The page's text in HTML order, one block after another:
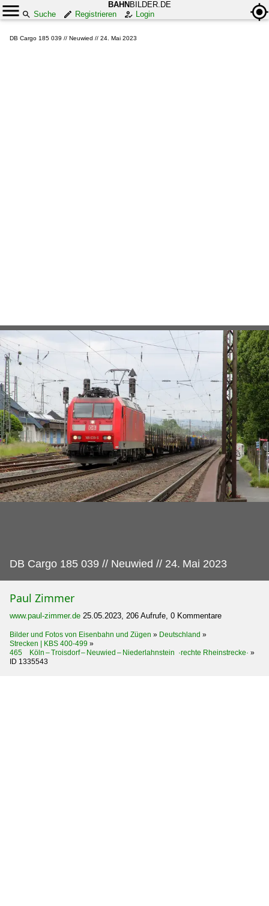
BAHN BILDER.DE
Suche
Registrieren Login
DB Cargo 185 039 // Neuwied // 24. Mai 2023
DB Cargo 185 039 // Neuwied // 24. Mai 2023
Paul Zimmer
www.paul-zimmer.de 25.05.2023, 206 Aufrufe, 0 Kommentare
Bilder und Fotos von Eisenbahn und Zügen » Deutschland »
Strecken | KBS 400-499 »
465 Köln – Troisdorf – Neuwied – Niederlahnstein ·rechte Rheinstrecke· »
ID 1335543